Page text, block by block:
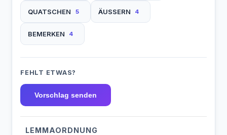
QUATSCHEN 5 ÄUSSERN 4
BEMERKEN 4
FEHLT ETWAS?
Vorschlag senden
LEMMAORDNUNG